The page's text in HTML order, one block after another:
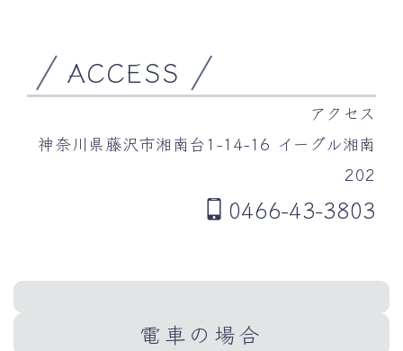
ACCESS
アクセス
神奈川県藤沢市湘南台1-14-16 イーグル湘南
202
0466-43-3803
電車の場合